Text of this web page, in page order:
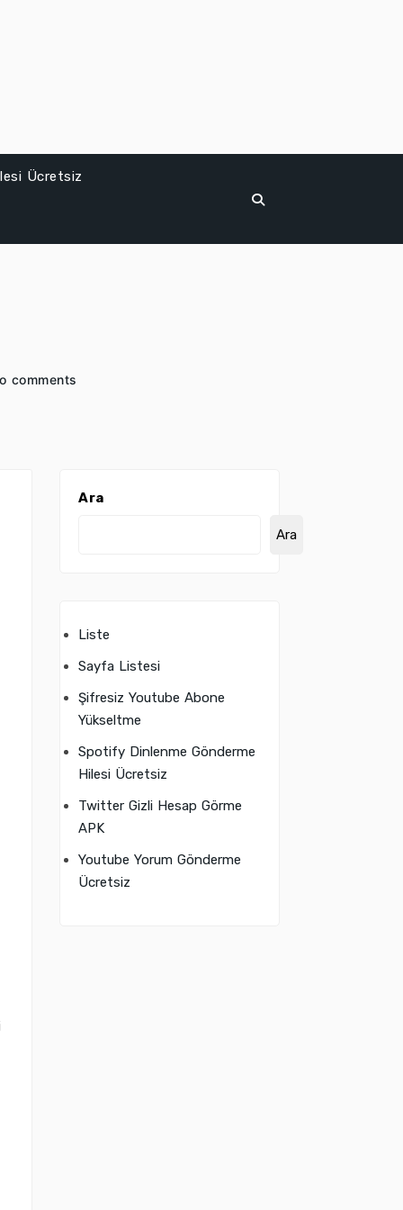
Ücretsiz
comments
Ara
Ara
Liste
Sayfa Listesi
Şifresiz Youtube Abone
Yükseltme
Spotify Dinlenme Gönderme
Hilesi Ücretsiz
Twitter Gizli Hesap Görme
APK
Youtube Yorum Gönderme
Ücretsiz